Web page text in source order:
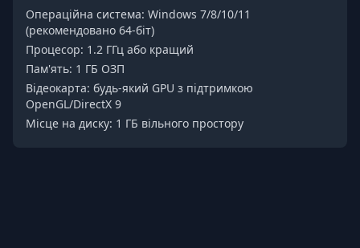
Операційна система: Windows 7/8/10/11
(рекомендовано 64-біт)
Процесор: 1.2 ГГц або кращий
Пам'ять: 1 ГБ ОЗП
Відеокарта: будь-який GPU з підтримкою
OpenGL/DirectX 9
Місце на диску: 1 ГБ вільного простору